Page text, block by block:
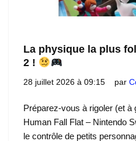
La physique la plus
2 !
28 juillet 2026 à 09:15 par
Préparez-vous à rigoler (et à
Human Fall Flat – Nintendo
le contrôle de petits